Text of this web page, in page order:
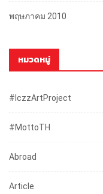
พฤษภาคม 2010
หมวดหมู่
#iczzArtProject
#mottoTH
Abroad
Article